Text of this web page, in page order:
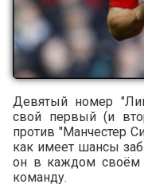
Девятый номер
свой первый (и
против "Манчестер
как имеет шансы
он в каждом своём
команду.